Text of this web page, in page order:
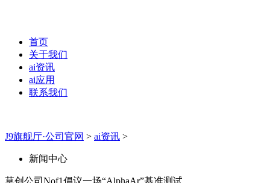
首页
关于我们
ai资讯
ai应用
联系我们
J9旗舰厅·公司官网 > ai资讯 >
新闻中心
草创公司Nof1倡议一场“AlphaAr”基准测试